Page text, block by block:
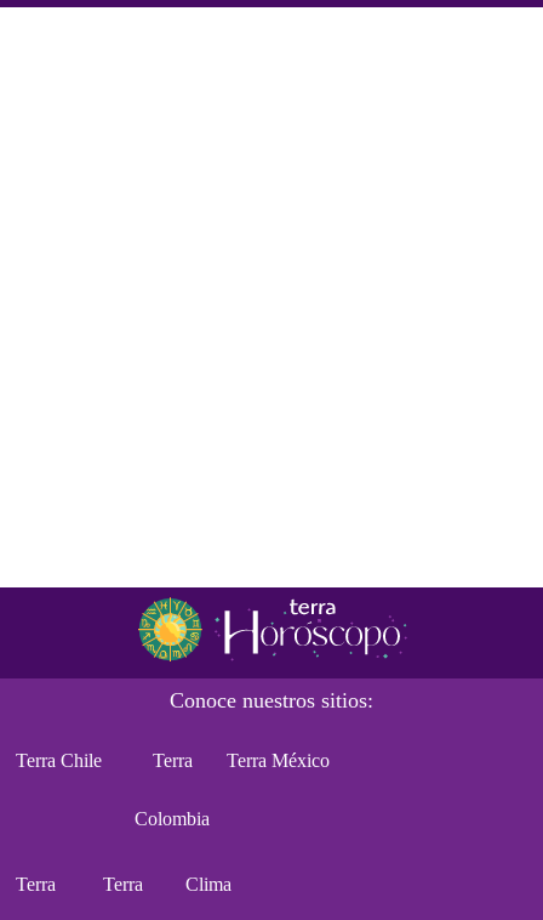
Conoce nuestros sitios:
Terra Chile Terra
Colombia
Terra México
Terra Terra Clima